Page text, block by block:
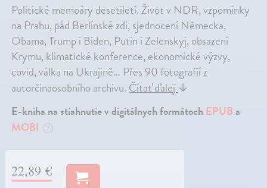
Politické memoáry desetiletí. Život v NDR, vzpomínky
na Prahu, pád Berlínské zdi, sjednocení Německa,
Obama, Trump i Biden, Putin i Zelenskyj, obsazení
Krymu, klimatické konference, ekonomické výzvy,
covid, válka na Ukrajině… Přes 90 fotografií z
autorčinaosobního archivu.Čítať ďalej↓
E-kniha na stiahnutie v digitálnych formátochEPUBa
MOBI
?
22,89 €